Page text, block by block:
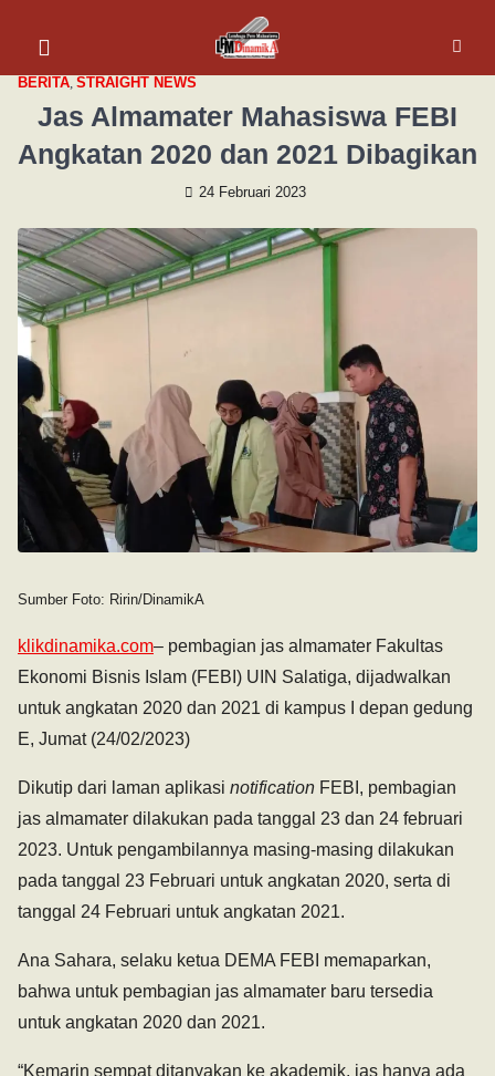
BERITA, STRAIGHT NEWS
Jas Almamater Mahasiswa FEBI
Angkatan 2020 dan 2021 Dibagikan
24 Februari 2023
Sumber Foto: Ririn/DinamikA
klikdinamika.com– pembagian jas almamater Fakultas
Ekonomi Bisnis Islam (FEBI) UIN Salatiga, dijadwalkan
untuk angkatan 2020 dan 2021 di kampus I depan gedung
E, Jumat (24/02/2023)
Dikutip dari laman aplikasi notification FEBI, pembagian
jas almamater dilakukan pada tanggal 23 dan 24 februari
2023. Untuk pengambilannya masing-masing dilakukan
pada tanggal 23 Februari untuk angkatan 2020, serta di
tanggal 24 Februari untuk angkatan 2021.
Ana Sahara, selaku ketua DEMA FEBI memaparkan,
bahwa untuk pembagian jas almamater baru tersedia
untuk angkatan 2020 dan 2021.
“Kemarin sempat ditanyakan ke akademik, jas hanya ada